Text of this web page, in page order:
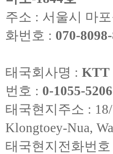
주소 : 서울시 마
화번호 : 070-
태국회사명 : KTT
번호 : 0-1055-
태국현지주소 :
Klongtoey-Nua,
태국현지전화번